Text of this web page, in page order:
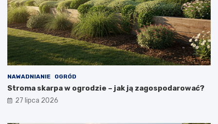
NAWADNIANIE OGRÓD
Stroma skarpa w ogrodzie – jak ją zagospodarować?
27 lipca 2026